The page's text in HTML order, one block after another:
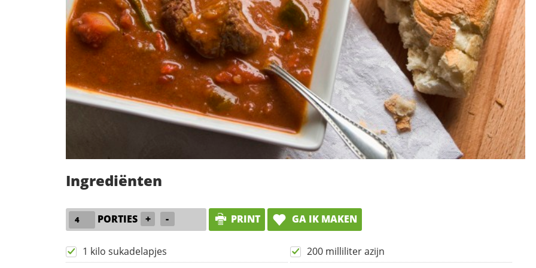
Ingrediënten
PORTIES + - PRINT GA IK MAKEN
1 kilo sukadelapjes
200 milliliter azijn